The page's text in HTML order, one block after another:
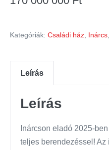
Kategóriák: Családi ház Inárcs
Leírás
Leírás
Inárcson eladó 2025-
teljes berendezéssel! Az